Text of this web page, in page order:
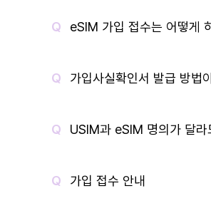
eSIM 가입 접수는 어떻게
가입사실확인서 발급 방법
USIM과 eSIM 명의가 달라
가입 접수 안내